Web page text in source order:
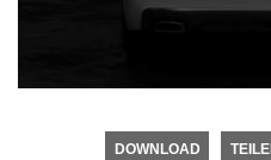
DOWNLOAD